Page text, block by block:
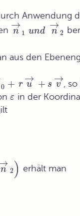
Anwendung
n
→
1 und n
→
2
aus den
0 + r u
→
+ s v
→
, so
ε in der
n 2 ) erhält man